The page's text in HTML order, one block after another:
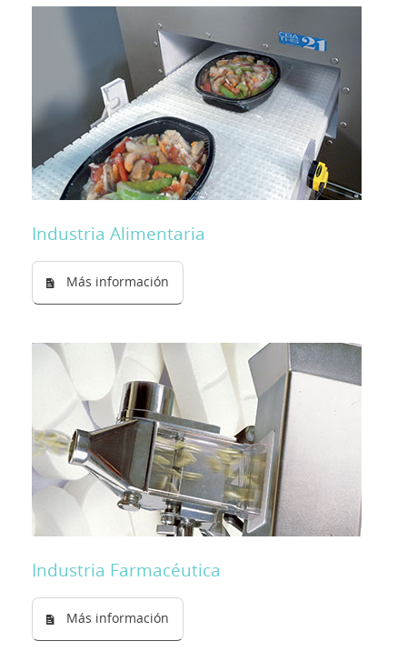
Aplicaciones
Noticias
Presentación
Contactos
Solution Designer
Login
Distribuidores
Lengua
Industria Alimentaria
Más información
Industria Farmacéutica
Más información